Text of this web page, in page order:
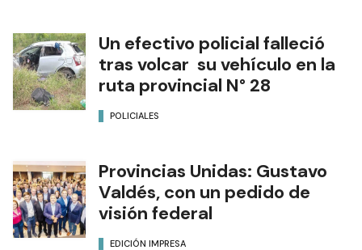
Un efectivo policial falleció
tras volcar su vehículo en la
ruta provincial N° 28
POLICIALES
Provincias Unidas: Gustavo
Valdés, con un pedido de
visión federal
EDICIÓN IMPRESA